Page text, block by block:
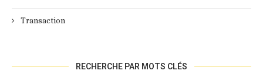
Transaction
RECHERCHE PAR MOTS CLÉS